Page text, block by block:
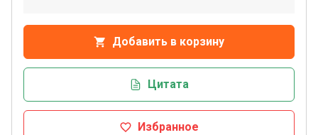
Добавить в корзину
Цитата
Избранное